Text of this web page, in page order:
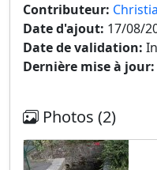
Contributeur:
Date d'ajout: 17/08/
Date de validation:
Dernière mise à jour:
Photos (2)